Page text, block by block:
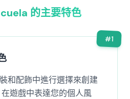
的主要特色
#1
和配飾中進行選擇來創建
遊戲中表達您的個人風